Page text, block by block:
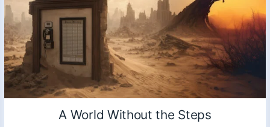
A World Without the Steps